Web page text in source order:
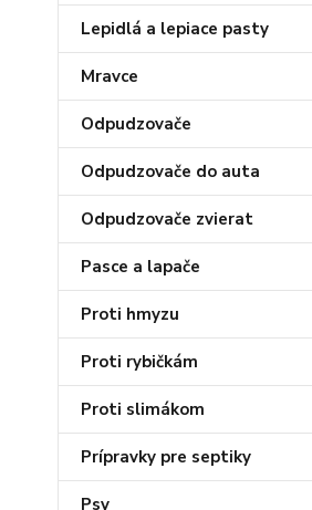
Lepidlá a lepiace pasty
Mravce
Odpudzovače
Odpudzovače do auta
Odpudzovače zvierat
Pasce a lapače
Proti hmyzu
Proti rybičkám
Proti slimákom
Prípravky pre septiky
Psy